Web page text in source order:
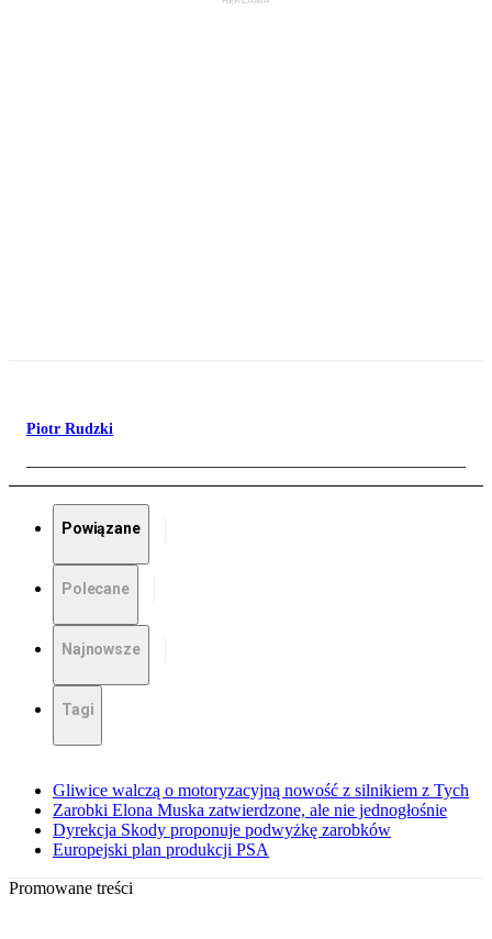
Piotr Rudzki
Powiązane
Polecane
Najnowsze
Tagi
Gliwice walczą o motoryzacyjną nowość z silnikiem z Tych
Zarobki Elona Muska zatwierdzone, ale nie jednogłośnie
Dyrekcja Skody proponuje podwyżkę zarobków
Europejski plan produkcji PSA
Promowane treści